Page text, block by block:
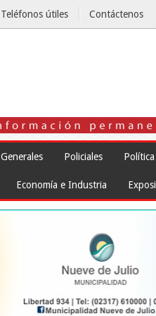
Teléfonos útiles Contáctenos
Generales Policiales Política
Economía e Industria